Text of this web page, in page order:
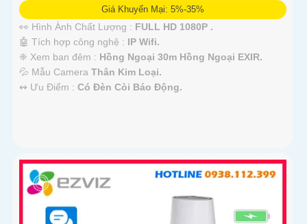
Giá Khuyến Mại: 5%-35%
👀 Hình Ành Chất Lượng : FULL HD 1080P .
🤖️ Tích hợp công nghệ : IP Wifi.
❈ Xem ban đêm : Hồng Ngoại 30m Hồng Ngoại EXIR.
💦 Mẫu Camera Thân Kim Loại.
️↭ Ưu Điểm : Có Đèn Còi Báo Động.